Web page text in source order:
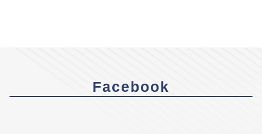
Facebook